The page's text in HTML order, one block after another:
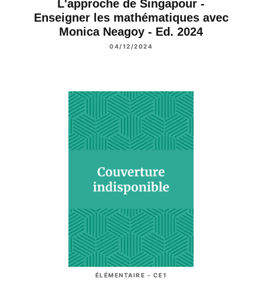
L'approche de Singapour -
Enseigner les mathématiques avec
Monica Neagoy - Ed. 2024
04/12/2024
ÉLÉMENTAIRE - CE1